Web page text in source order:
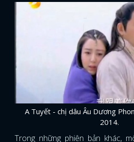
A Tuyết - chị dâu Âu Dương
2014.
Trong những phiên bản khác,